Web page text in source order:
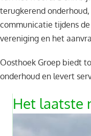
terugkerend
communicatie tijdens
vereniging en het
Oosthoek Groep biedt
onderhoud en levert
Het laatste